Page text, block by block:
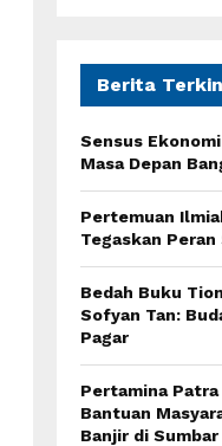
f
r
Berita
Sensus
Masa Depan
Pertemuan
Tegaskan
Bedah Buku
Sofyan Tan:
Pagar
Pertamina Patra
Bantuan
Banjir di Sumbar